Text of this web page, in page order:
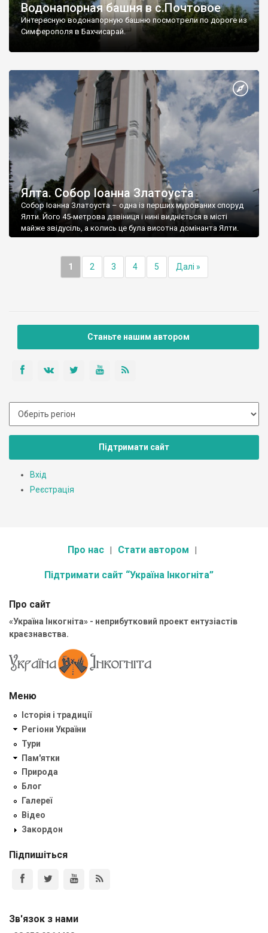
Водонапорная башня в с.Почтовое
Интересную водонапорную башню посмотрели по дороге из
Симферополя в Бахчисарай.
Ялта. Собор Іоанна Златоуста
Собор Іоанна Златоуста – одна із перших мурованих споруд
Ялти. Його 45-метрова дзвіниця і нині видніється в місті
майже звідусіль, а колись це була висотна домінанта Ялти.
1 2 3 4 5 Далі »
Станьте нашим автором
Підтримати сайт
Вхід
Реєстрація
Про нас Стати автором
Підтримати сайт “Україна Інкогніта”
Про сайт
«Україна Інкогніта» - неприбутковий проект ентузіастів
краєзнавства.
Меню
Історія і традиції
Регіони України
Тури
Пам'ятки
Природа
Блог
Галереї
Відео
Закордон
Підпишіться
Зв'язок з нами